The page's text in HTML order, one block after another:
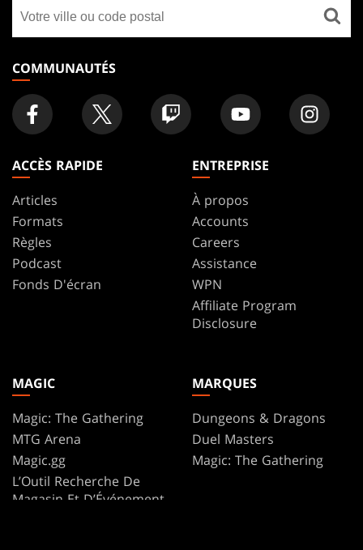
FOOTER
un
magasin
COMMUNAUTÉS
ACCÈS RAPIDE
Articles
Formats
Règles
Podcast
Fonds D'écran
ENTREPRISE
À propos
Accounts
Careers
Assistance
WPN
Affiliate Program
Disclosure
MAGIC
Magic: The Gathering
MTG Arena
Magic.gg
L’Outil Recherche De
Magasin Et D’Événement
MARQUES
Dungeons & Dragons
Duel Masters
Magic: The Gathering